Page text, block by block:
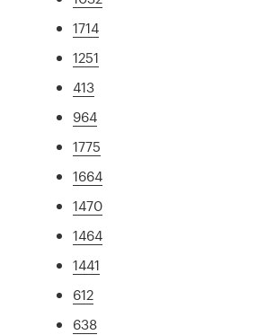
1714
1251
413
964
1775
1664
1470
1464
1441
612
638